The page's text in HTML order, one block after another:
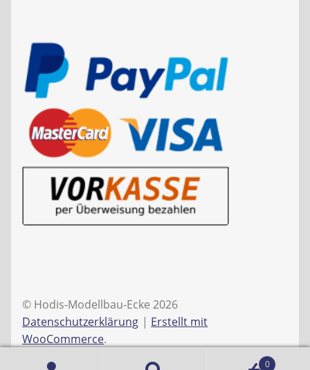
© Hodis-Modellbau-Ecke 2026
Datenschutzerklärung
Erstellt mit
WooCommerce.
0